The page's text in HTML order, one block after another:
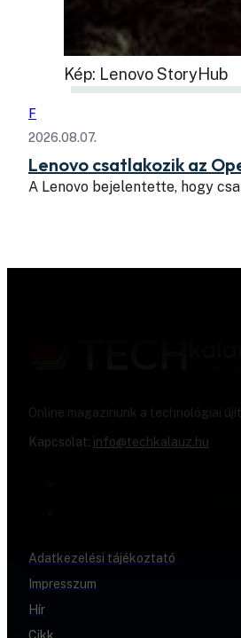
Kép: Lenovo StoryHub
F
2026.08.07.
Lenovo csatlakozik az
A Lenovo bejelentette, hogy
Online magazinunk a technológiai
Kapcsolat: info@techkalauz.hu
Adatkezelési tájékoztató
Impresszum
Hír